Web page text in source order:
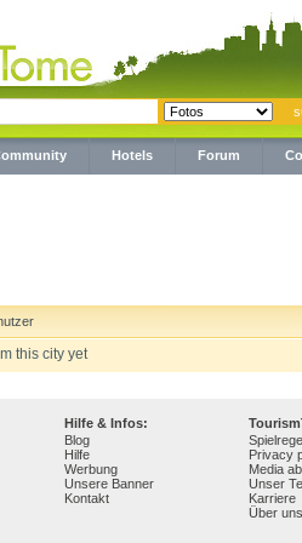
Hotels Forum
this city yet
Hilfe & Infos:
Blog
Hilfe
Werbung
Unsere Banner
Kontakt
Privacy
Media
Unser
Karriere
Über uns